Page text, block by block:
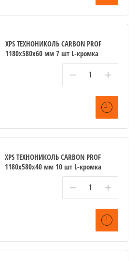
XPS ТЕХНОНИКОЛЬ CARBON PROF
1180х580х60 мм 7 шт L-кромка
− +
XPS ТЕХНОНИКОЛЬ CARBON PROF
1180х580х40 мм 10 шт L-кромка
− +